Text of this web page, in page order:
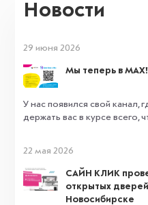
Новости
29 июня 2026
Мы теперь в MAX!
У нас появился свой канал,
держать вас в курсе всего,
22 мая 2026
САЙН КЛИК
открытых
Новосибирске